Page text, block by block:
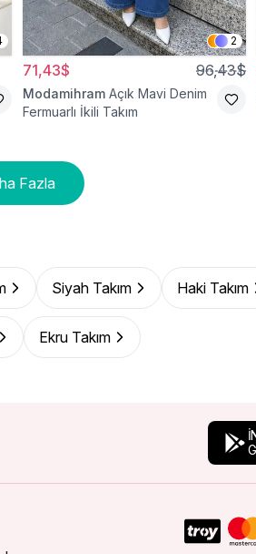
2
71,43$ 96,43$
Modamihram Açık Mavi Denim
Fermuarlı İkili Takım
Fazla
Siyah Takım Haki Takım
Ekru Takım